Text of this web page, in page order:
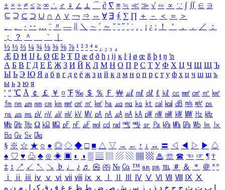
± × ÷ ≠ ≤ ≥ ∞ ∴ ♂ ♀ ∠ ⊥ ⌒ ∂ ∇ ≡ ≒ ≪ ≫ √ ∽ ∝ ∵ ∫ ∬ ∈ ∋
⊆ ⊇ ⊂ ⊃ ∪ ∩ ∧ ∨ ￢ ⇒ ⇔ ∀ ∃ ∮ ∑ ∏ ＋ － ＜ ＝
＞
、
。 · ‥ … ¨ 〃 ― ＼ ∼ ´ ～ ˇ ˘ ˝ ˚ ˙ ¸ ¡ ¿ ː ！ ＇ ， ． ／
：
；
？ ＾ ｀
½ ⅓ ⅔ ¼ ¾ ⅛ ⅜ ⅝ ⅞ ¹ ² ³ ⁴ ⁿ ₁ ₂ ₃ ₄
Æ Ð Ħ Ĳ Ł Ø Œ Þ Ŧ Ŋ æ đ ð ħ ı ĳ ĸ ŀ ł ø œ ß þ ŧ ŋ ŉ
А Б В Г Д Е Ё Ж З И Й К Л М Н О П Р С Т У Ф Х Ц Ч Ш Щ Ъ
Ы Ь Э Ю Я а б в г д е ё ж з и й к л м н о п р с т у ф х ц ч ш щ ъ
ы ь э ю я
′ ″ ℃ Å ￠ ￡ ￥ ¤ ℉ ‰ ＄ ％ Ｆ ￦ ㎕ ㎖ ㎗ ℓ ㎘ ㏄ ㎣ ㎤ ㎥ ㎦
㎙ ㎚ ㎛ ㎜ ㎝ ㎞ ㎟ ㎠ ㎡ ㎢ ㏊ ㎍ ㎎ ㎏ ㏏ ㎈ ㎉ ㏈ ㎧ ㎨ ㎰
㎱ ㎲ ㎳ ㎴ ㎵ ㎶ ㎷ ㎸ ㎹ ㎀ ㎁ ㎂ ㎃ ㎄ ㎺ ㎻ ㎽ ㎾ ㎿ ㎐ ㎑
㎒ ㎓ ㎔ Ω ㏀ ㏁ ㎊ ㎋ ㎌ ㏖ ㏅ ㎭ ㎮ ㎯ ㏛ ㎩ ㎪ ㎫ ㎬ ㏝ ㏐
㏓
㏃ ㏉ ㏜ ㏆
§ ※ ☆ ★ ○ ● ◎ ◇ ◆ □ ■ △ ▽ → ← ↑ ↓ ↔ 〓 ◁ ◀ ▷ ▶ ♤
♠ ♡ ♥ ♧ ♣ ⊙ ◈ ▣ ◐ ◑ ▒ ▤ ▨ ▧ ▦ ▩ ♨ ☏ ☎ ☜ ☞ ¶ †
‡ ↕ ↗ ↙ ↖ ↘ ♭ ♩ ♪ ♬ ㉿ ㈜ № ㏇ ™ ㏂ ㏘ ℡ ＃ ＆ ＊ ＠ ª º
ⅰ
ⅱ ⅲ ⅳ ⅴ ⅵ ⅶ ⅷ ⅸ ⅹ Ⅳ Ⅴ Ⅵ Ⅶ Ⅷ Ⅸ Ⅹ
ب ت ث ج ح خ د ذ ر ز س ش ص ض ط ظ ع غ ف ق ک ل م ن ه